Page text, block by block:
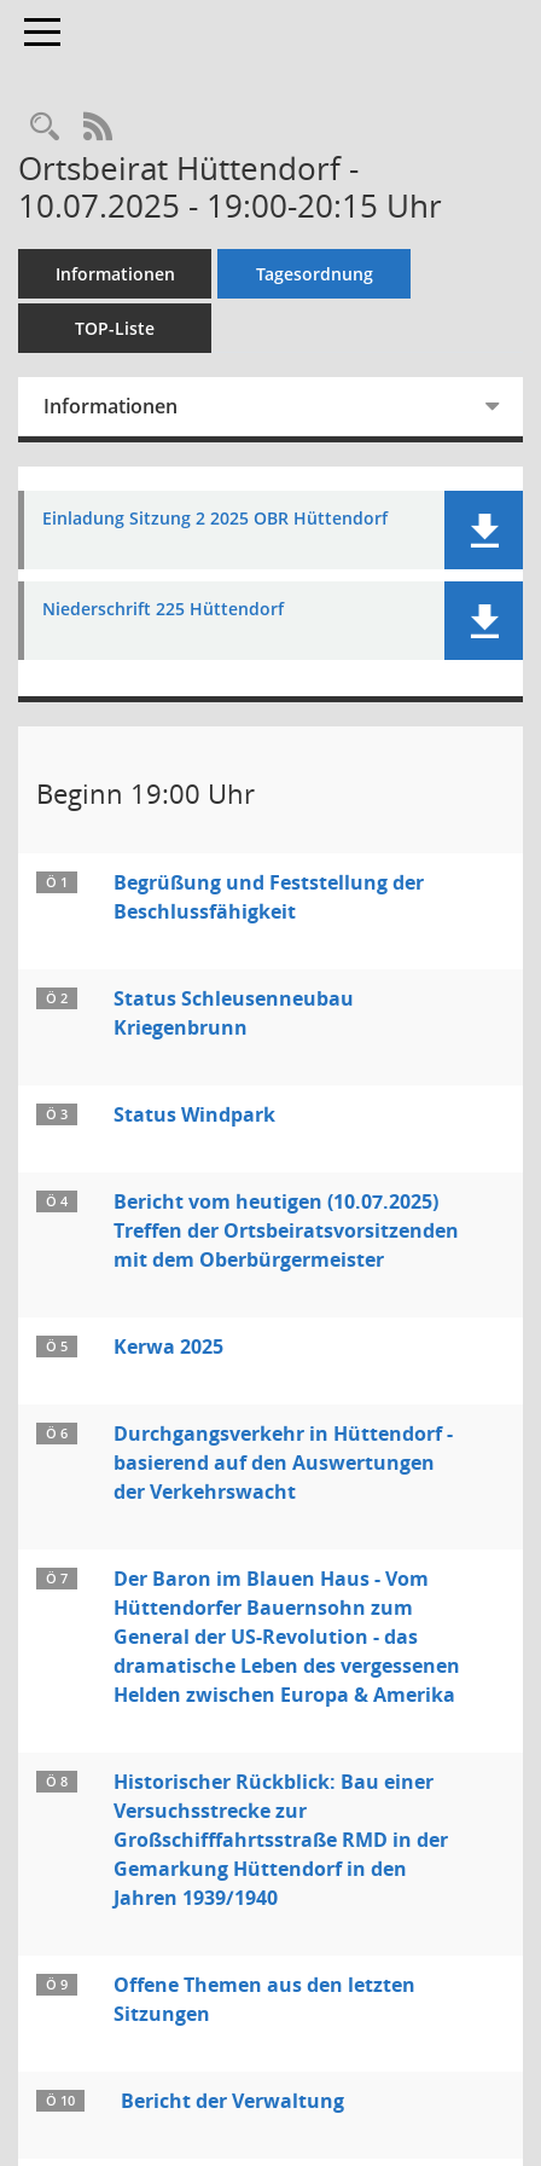
Toggle navigation
Rechercheauswahl
RSS-Feed
Ortsbeirat Hüttendorf -
10.07.2025 - 19:00-20:15 Uhr
Informationen Tagesordnung
TOP-Liste
Informationen
Einladung Sitzung 2 2025 OBR Hüttendorf
Niederschrift 225 Hüttendorf
Beginn 19:00 Uhr
Ö 1
Begrüßung und Feststellung der
Beschlussfähigkeit
Ö 2
Status Schleusenneubau
Kriegenbrunn
Ö 3 Status Windpark
Ö 4
Bericht vom heutigen (10.07.2025)
Treffen der Ortsbeiratsvorsitzenden
mit dem Oberbürgermeister
Ö 5 Kerwa 2025
Ö 6
Durchgangsverkehr in Hüttendorf -
basierend auf den Auswertungen
der Verkehrswacht
Ö 7
Der Baron im Blauen Haus - Vom
Hüttendorfer Bauernsohn zum
General der US-Revolution - das
dramatische Leben des vergessenen
Helden zwischen Europa & Amerika
Ö 8
Historischer Rückblick: Bau einer
Versuchsstrecke zur
Großschifffahrtsstraße RMD in der
Gemarkung Hüttendorf in den
Jahren 1939/1940
Ö 9
Offene Themen aus den letzten
Sitzungen
Ö 10 Bericht der Verwaltung